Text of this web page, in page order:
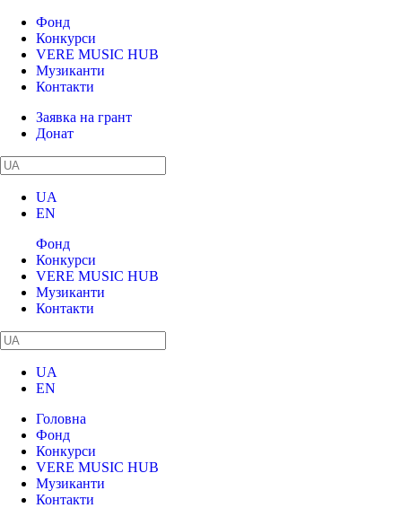
Фонд
Конкурси
VERE MUSIC HUB
Музиканти
Контакти
Заявка на грант
Донат
UA
EN
Фонд
Конкурси
VERE MUSIC HUB
Музиканти
Контакти
UA
EN
Головна
Фонд
Конкурси
VERE MUSIC HUB
Музиканти
Контакти